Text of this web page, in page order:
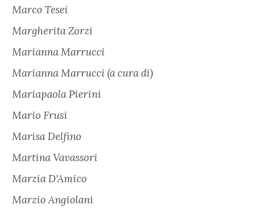
Marco Tesei
Margherita Zorzi
Marianna Marrucci
Marianna Marrucci (a cura di)
Mariapaola Pierini
Mario Frusi
Marisa Delfino
Martina Vavassori
Marzia D'Amico
Marzio Angiolani